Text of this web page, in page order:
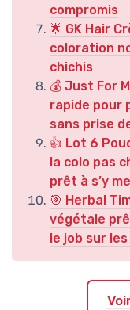
compromis
🌟 GK Hair
coloration
chichis
💰 Just For
rapide pour
sans prise
👍 Lot 6
la colo pas
prêt à s’y
🎯 Herbal
végétale
le job sur